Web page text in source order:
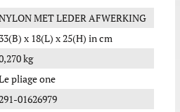
MET LEDER AFWERKING
33(B) x 18(L) x 25(H) in cm
kg
pliage one
01626979